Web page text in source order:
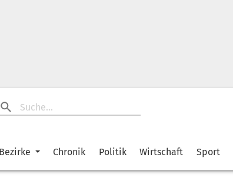
Bezirke Chronik Politik Wirtschaft Sport